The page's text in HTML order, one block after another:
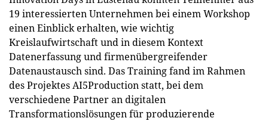
19 interessierten Unternehmen bei einem Workshop
einen Einblick erhalten, wie wichtig
Kreislaufwirtschaft und in diesem Kontext
Datenerfassung und firmenübergreifender
Datenaustausch sind. Das Training fand im Rahmen
des Projektes AI5Production statt, bei dem
verschiedene Partner an digitalen
Transformationslösungen für produzierende